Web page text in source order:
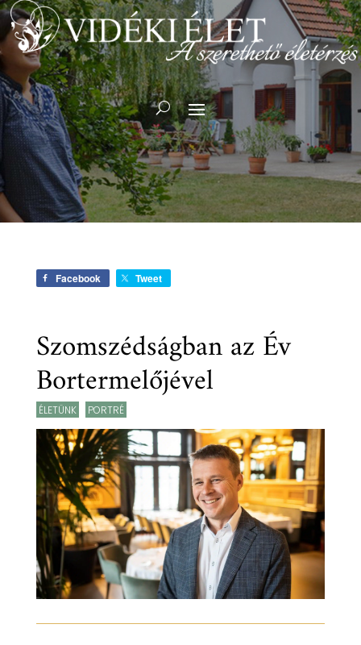
Facebook Tweet
Szomszédságban az Év
Bortermelőjével
ÉLETÜNK PORTRÉ